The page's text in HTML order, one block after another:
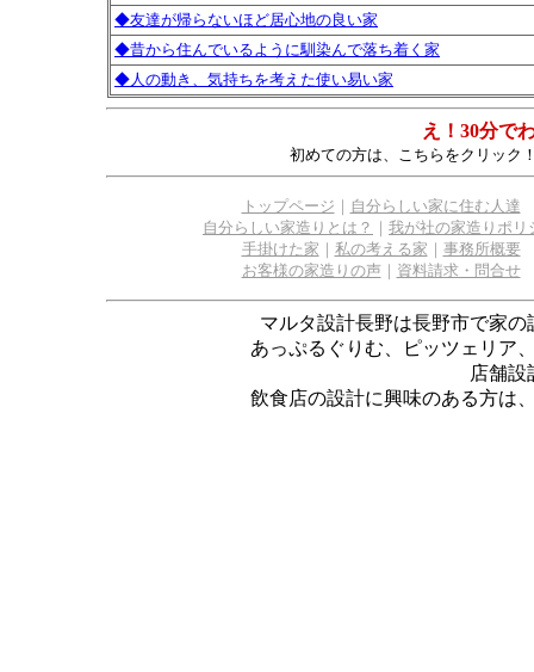
◆友達が帰らないほど居心地の良い家
◆昔から住んでいるように馴染んで落ち着く家
◆人の動き、気持ちを考えた使い易い家
え！30分で
初めての方は、こちらをクリック
トップページ
自分らしい家に住む人達
自分らしい家造りとは？
我が社の家造りポリ
手掛けた家
私の考える家
事務所概要
お客様の家造りの声｜ 資料請求・問合せ
マルタ設計長野は長野市で家
あっぷるぐりむ、ピッツェリア
店舗設
飲食店の設計に興味のある方は